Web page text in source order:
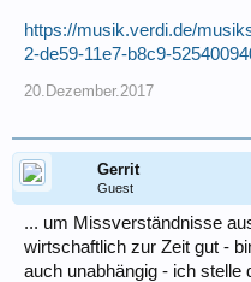
https://musik.verdi.de/
2-de59-11e7-b8c9-
20.Dezember.2017
Gerrit
Guest
... um Missverständnisse
wirtschaftlich zur Zeit gut -
auch unabhängig - ich stelle